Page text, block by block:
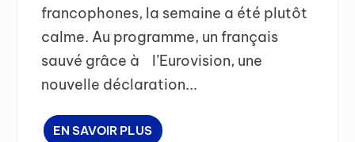
francophones, la semaine a été plutôt
calme. Au programme, un français
sauvé grâce à l’Eurovision, une
nouvelle déclaration...
EN SAVOIR PLUS